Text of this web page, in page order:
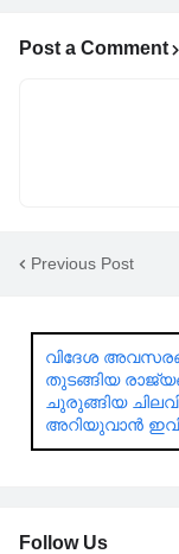
Post a Comment
Previous Post
വിദേശ
തുടങ്ങിയ
ചുരുങ്ങിയ
അറിയുവാൻ
Follow Us